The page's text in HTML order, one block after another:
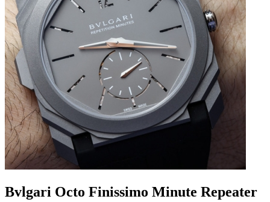
Bvlgari Octo Finissimo Minute Repeater